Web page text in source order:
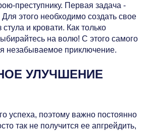
преступнику. Первая задача -
Для этого необходимо создать свое
и кровати. Как только
на волю! С этого самого
незабываемое приключение.
УЛУЧШЕНИЕ
успеха, поэтому важно постоянно
так не получится ее апгрейдить,